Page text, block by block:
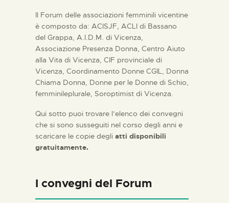
Il Forum delle associazioni femminili vicentine
è composto da: ACISJF, ACLI di Bassano
del Grappa, A.I.D.M. di Vicenza,
Associazione Presenza Donna, Centro Aiuto
alla Vita di Vicenza, CIF provinciale di
Vicenza, Coordinamento Donne CGIL, Donna
Chiama Donna, Donne per le Donne di Schio,
femminileplurale, Soroptimist di Vicenza.
Qui sotto puoi trovare l’elenco dei convegni
che si sono susseguiti nel corso degli anni e
scaricare le copie degli atti disponibili
gratuitamente.
I convegni del Forum